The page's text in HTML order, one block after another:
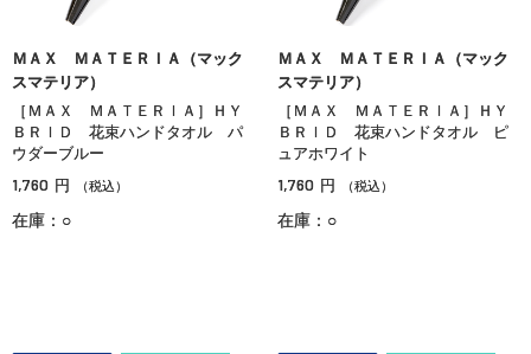
ＭＡＸ ＭＡＴＥＲＩＡ（マック
スマテリア）
［ＭＡＸ ＭＡＴＥＲＩＡ］ＨＹ
ＢＲＩＤ 花束ハンドタオル パ
ウダーブルー
1,760 円 （税込）
在庫：○
ＭＡＸ ＭＡＴＥＲＩＡ（マック
スマテリア）
［ＭＡＸ ＭＡＴＥＲＩＡ］ＨＹ
ＢＲＩＤ 花束ハンドタオル ピ
ュアホワイト
1,760 円 （税込）
在庫：○